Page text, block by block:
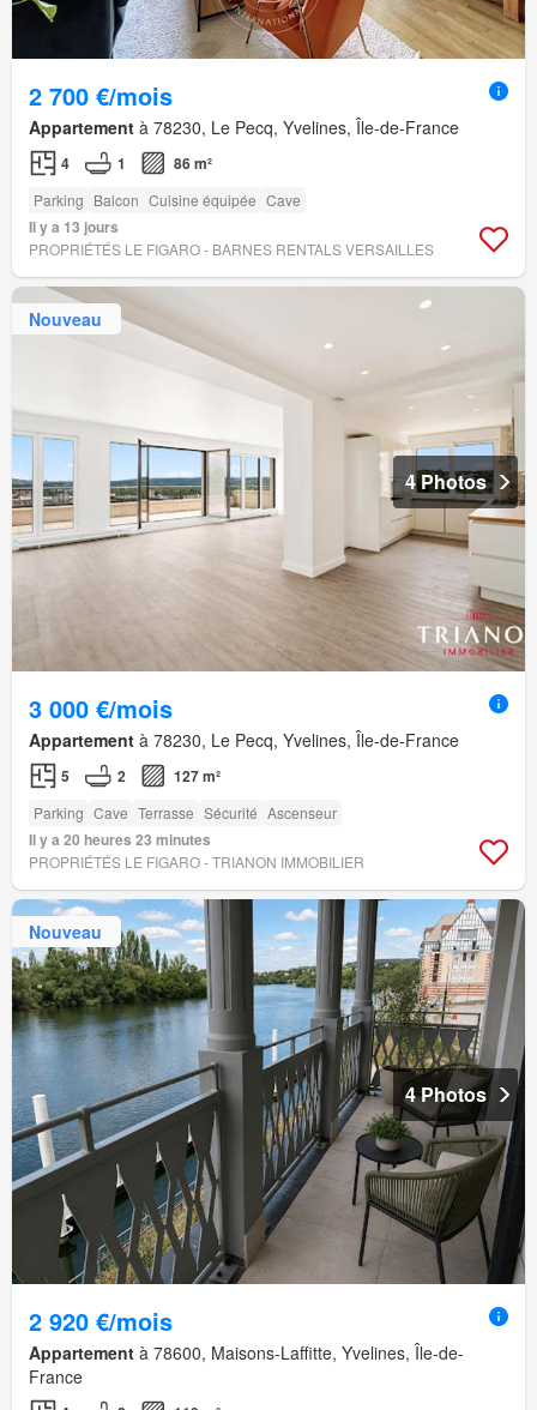
2 700 €/mois
Appartement à 78230, Le Pecq, Yvelines, Île-de-France
4 1 86 m²
Parking Balcon Cuisine équipée Cave
Il y a 13 jours
PROPRIÉTÉS LE FIGARO - BARNES RENTALS VERSAILLES
Nouveau
4 Photos
3 000 €/mois
Appartement à 78230, Le Pecq, Yvelines, Île-de-France
5 2 127 m²
Parking Cave Terrasse Sécurité Ascenseur
Il y a 20 heures 23 minutes
PROPRIÉTÉS LE FIGARO - TRIANON IMMOBILIER
Nouveau
4 Photos
2 920 €/mois
Appartement à 78600, Maisons-Laffitte, Yvelines, Île-de-
France